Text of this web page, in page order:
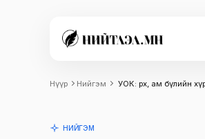
Нүүр Нийгэм УОК: Өрх, ам бүлийн
НИЙГЭМ